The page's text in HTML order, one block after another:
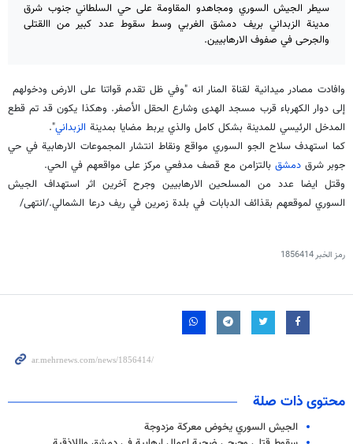
سيطر الجيش السوري ومجاهدو المقاومة على حي السلطاني جنوب شرق
مدينة الزبداني بريف دمشق الغربي وسط سقوط عدد كبير من االقتلى
والجرحى في صفوف الارهابيين.
وافادت مصادر ميدانية لقناة المنار انه "وفي ظل تقدم قواتنا على الارض ودخولهم
إلى دوار الكهرباء قرب مسجد الهدى وشارع الحقل الأصفر. وهكذا يكون قد تم قطع
المدخل الرئيسي للمدينة بشكل كامل والذي يربط مضايا بمدينة الزبداني".
كما استهدف سلاح الجو السوري مواقع ونقاط انتشار المجموعات الارهابية في حي
جوبر شرق دمشق بالتزامن مع قصف مدفعي مركز على مواقعهم في الحي.
وقتل ايضا عدد من المسلحين الارهابيين وجرح آخرين اثر استهداف الجيش
السوري لموقعهم بقذائف الدبابات في بلدة زمرين في ريف درعا الشمالي./انتهى/
رمز الخبر1856414
محتوى ذات صلة
الجيش السوري يخوض معركة مزدوجة